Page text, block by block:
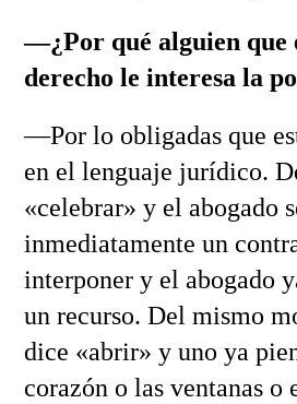
—¿Por qué alguien que
derecho le interesa la
—Por lo obligadas que
en el lenguaje jurídico.
«celebrar» y el abogado
inmediatamente un
interponer y el abogado
un recurso. Del mismo
dice «abrir» y uno ya
corazón o las ventanas o